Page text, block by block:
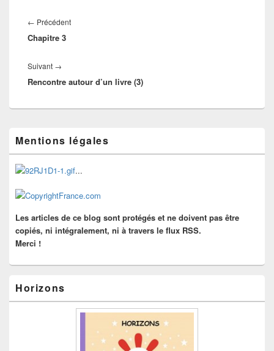
de
l’article
← PrécédentArticle
Chapitre 3
Suivant →
suivant :
Rencontre autour d’un livre (3)
principale
de
widget
pour
barre
Mentions légales
...
Les articles de ce blog sont protégés et ne doivent pas être
copiés, ni intégralement, ni à travers le flux RSS.
Merci !
Horizons